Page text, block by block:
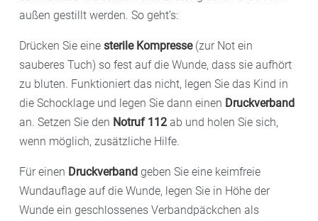
außen gestillt werden. So geht’s:
Drücken Sie eine sterile Kompresse(zur Not ein
sauberes Tuch) so fest auf die Wunde, dass sie aufhört
zu bluten. Funktioniert das nicht, legen Sie das Kind in
die Schocklage und legen Sie dann einen Druckverband
an. Setzen Sie den Notruf 112 ab und holen Sie sich,
wenn möglich, zusätzliche Hilfe.
Für einen Druckverband geben Sie eine keimfreie
Wundauflage auf die Wunde, legen Sie in Höhe der
Wunde ein geschlossenes Verbandpäckchen als